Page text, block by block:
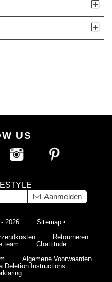
US
Aanmelden
2026 Sitemap •
Retourneren
team
Chattitude
Algemene Voorwaarden
Deletion Instructions